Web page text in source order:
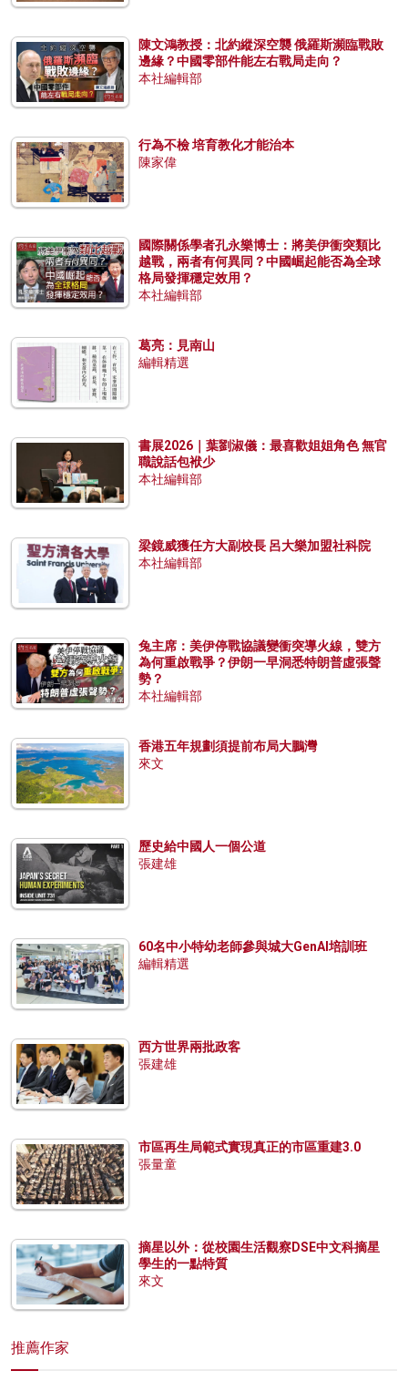
陳文鴻教授：北約縱深空襲 俄羅斯瀕臨戰敗
邊緣？中國零部件能左右戰局走向？
本社編輯部
行為不檢 培育教化才能治本
陳家偉
國際關係學者孔永樂博士：將美伊衝突類比
越戰，兩者有何異同？中國崛起能否為全球
格局發揮穩定效用？
本社編輯部
葛亮：見南山
編輯精選
書展2026｜葉劉淑儀：最喜歡姐姐角色 無官
職說話包袱少
本社編輯部
梁鏡威獲任方大副校長 呂大樂加盟社科院
本社編輯部
兔主席：美伊停戰協議變衝突導火線，雙方
為何重啟戰爭？伊朗一早洞悉特朗普虛張聲
勢？
本社編輯部
香港五年規劃須提前布局大鵬灣
來文
歷史給中國人一個公道
張建雄
60名中小特幼老師參與城大GenAI培訓班
編輯精選
西方世界兩批政客
張建雄
市區再生局範式實現真正的市區重建3.0
張量童
摘星以外：從校園生活觀察DSE中文科摘星
學生的一點特質
來文
推薦作家